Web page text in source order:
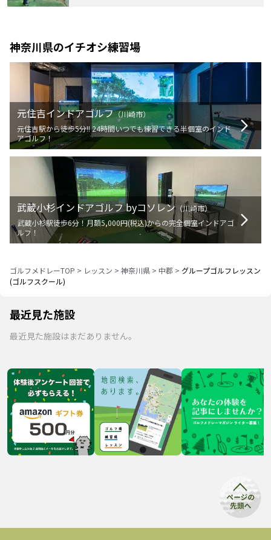
神奈川県のイチオシ練習場
元住吉インドアゴルフ（川崎市）
元住吉駅から徒歩5分!! 24時間いつでも練習できる半個室のインド
アゴルフ！
武蔵小杉インドアゴルフ byコソレン（川崎市）
武蔵小杉駅徒歩6分！月額5,000円(税込)からの完全個室インドアゴ
ルフ！
ゴルフメドレーTOP > レッスン > 神奈川県 > 中郡 > グループゴルフレッスン
(ゴルフスクール)
最近見た施設
最近見た施設はまだありません。